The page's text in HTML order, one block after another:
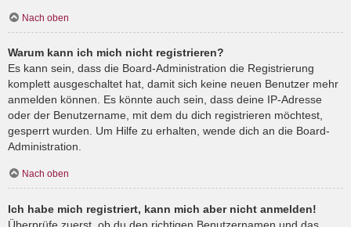
Nach oben
Warum kann ich mich nicht registrieren?
Es kann sein, dass die Board-Administration die Registrierung
komplett ausgeschaltet hat, damit sich keine neuen Benutzer mehr
anmelden können. Es könnte auch sein, dass deine IP-Adresse
oder der Benutzername, mit dem du dich registrieren möchtest,
gesperrt wurden. Um Hilfe zu erhalten, wende dich an die Board-
Administration.
Nach oben
Ich habe mich registriert, kann mich aber nicht anmelden!
Überprüfe zuerst, ob du den richtigen Benutzernamen und das